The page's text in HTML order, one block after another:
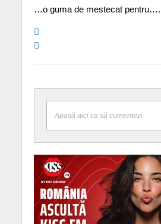
…o guma de mestecat
Apasă aici ca să comentezi